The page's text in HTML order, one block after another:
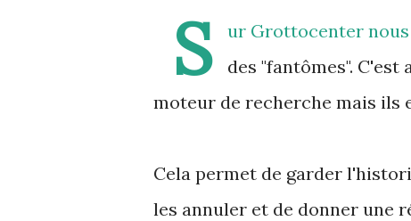
S
ur Grottocenter nous
des "fantômes".
moteur de recherche mais
Cela permet de garder
les annuler et de donner une